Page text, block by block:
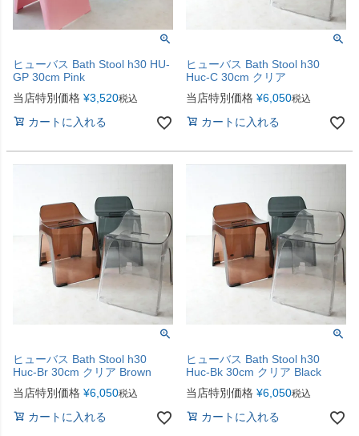
ヒューバス Bath Stool h30 HU-
GP 30cm Pink
当店特別価格 ¥3,520税込
カートに入れる
ヒューバス Bath Stool h30
Huc-C 30cm クリア
当店特別価格 ¥6,050税込
カートに入れる
ヒューバス Bath Stool h30
Huc-Br 30cm クリア Brown
当店特別価格 ¥6,050税込
カートに入れる
ヒューバス Bath Stool h30
Huc-Bk 30cm クリア Black
当店特別価格 ¥6,050税込
カートに入れる